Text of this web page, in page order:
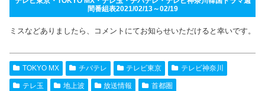
間番組表2021/02/13～02/19
ミスなどありましたら、コメントにてお知らせいただけると幸いです。
TOKYO MX チバテレ テレビ東京 テレビ神奈川
テレ玉 地上波 放送情報 首都圏